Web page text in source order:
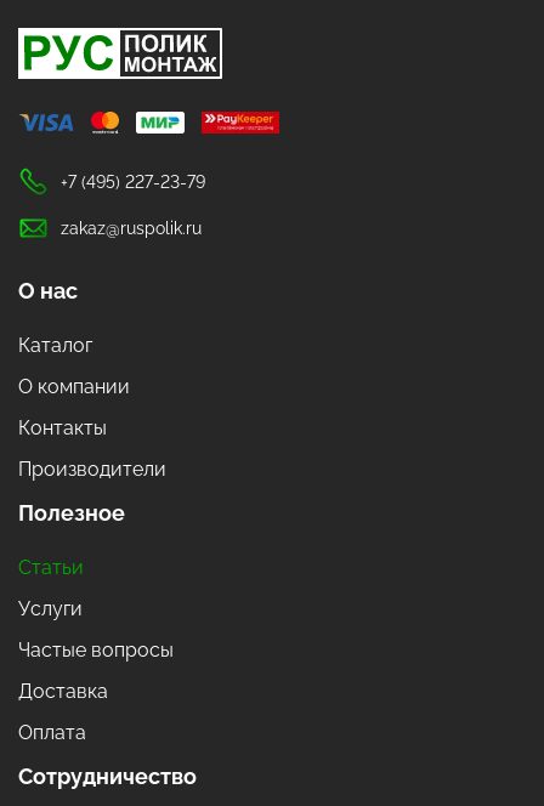
+7 (495) 227-23-79
zakaz@ruspolik.ru
О нас
Каталог
О компании
Контакты
Производители
Полезное
Статьи
Услуги
Частые вопросы
Доставка
Оплата
Сотрудничество